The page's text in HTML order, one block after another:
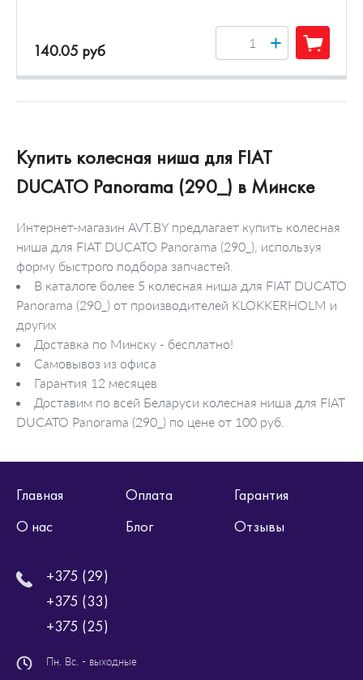
140.05 руб +
Купить колесная ниша для FIAT
DUCATO Panorama (290_) в Минске
Интернет-магазин AVT.BY предлагает купить колесная
ниша для FIAT DUCATO Panorama (290_), используя
форму быстрого подбора запчастей.
В каталоге более 5 колесная ниша для FIAT DUCATO
Panorama (290_) от производителей KLOKKERHOLM и
других
Доставка по Минску - бесплатно!
Самовывоз из офиса
Гарантия 12 месяцев
Доставим по всей Беларуси колесная ниша для FIAT
DUCATO Panorama (290_) по цене от 100 руб.
Главная Оплата
Гарантия
О нас
Блог Отзывы
+375 (29)
+375 (33)
+375 (25)
Пн. Вс. - выходные